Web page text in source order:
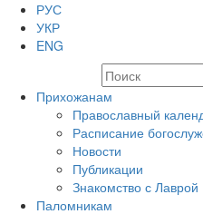
РУС
УКР
ENG
Прихожанам
Православный
Расписание
Новости
Публикации
Знакомство с Лаврой
Паломникам